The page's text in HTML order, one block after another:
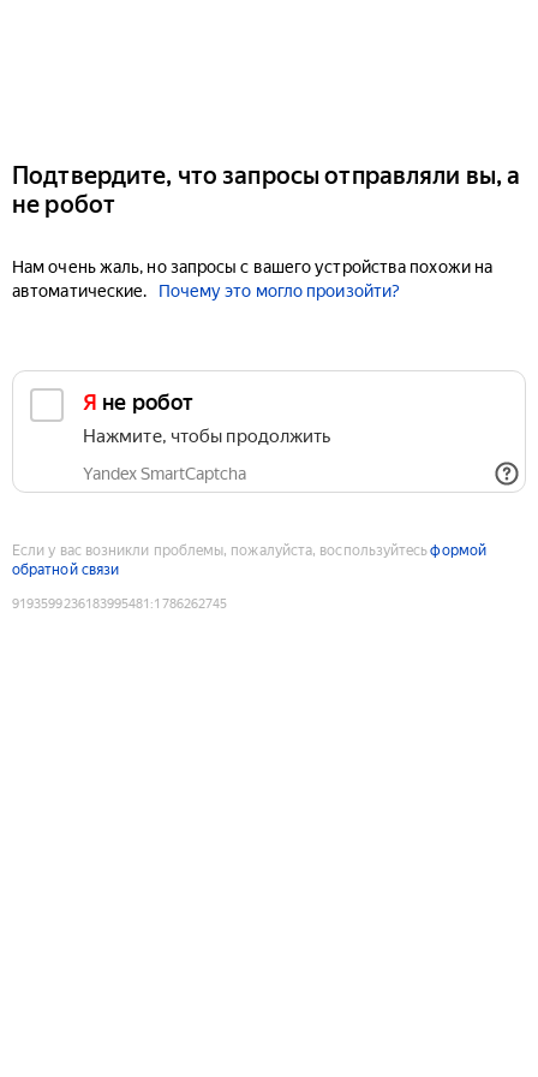
Подтвердите, что запросы отправляли вы, а
не робот
Нам очень жаль, но запросы с вашего устройства похожи на
автоматические.
Почему это могло произойти?
Я не робот
Нажмите, чтобы продолжить
Yandex SmartCaptcha
Если у вас возникли проблемы, пожалуйста, воспользуйтесьформой
обратной связи
9193599236183995481 :1786262745